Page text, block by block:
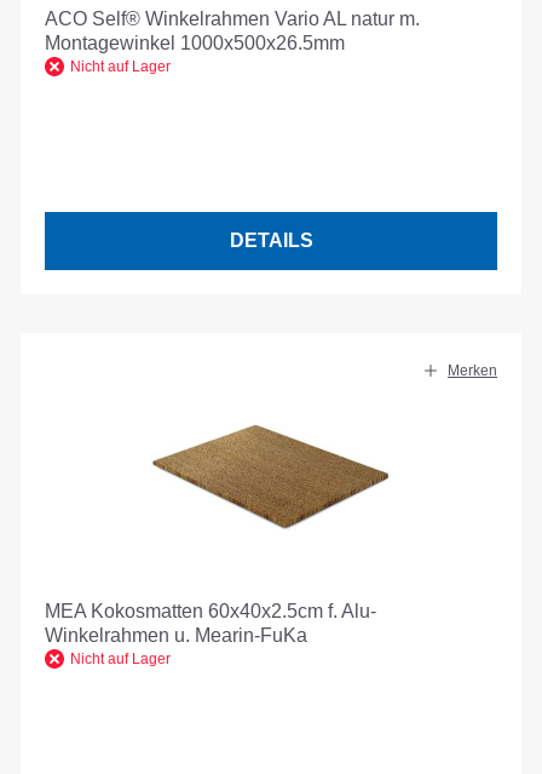
ACO Self® Winkelrahmen Vario AL natur m.
Montagewinkel 1000x500x26.5mm
Nicht auf Lager
DETAILS
Merken
MEA Kokosmatten 60x40x2.5cm f. Alu-
Winkelrahmen u. Mearin-FuKa
Nicht auf Lager